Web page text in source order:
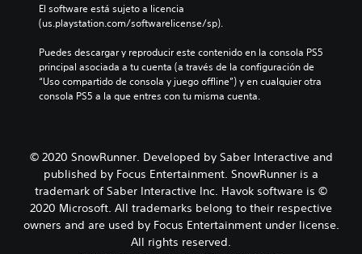
El software está sujeto a licencia
(us.playstation.com/softwarelicense/sp).
Puedes descargar y reproducir este contenido en la consola PS5
principal asociada a tu cuenta (a través de la configuración de
“Uso compartido de consola y juego offline”) y en cualquier otra
consola PS5 a la que entres con tu misma cuenta.
© 2020 SnowRunner. Developed by Saber Interactive and
published by Focus Entertainment. SnowRunner is a
trademark of Saber Interactive Inc. Havok software is ©
2020 Microsoft. All trademarks belong to their respective
owners and are used by Focus Entertainment under license.
All rights reserved.